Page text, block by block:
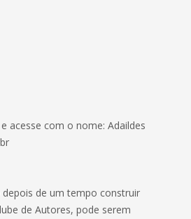
acesse com o nome: Adaildes
de um tempo construir
de Autores, pode serem